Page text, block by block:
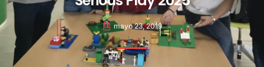
mayo 23, 2019